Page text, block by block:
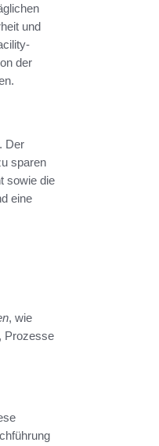
und
der
Der
sparen
sowie die
eine
, wie
Prozesse